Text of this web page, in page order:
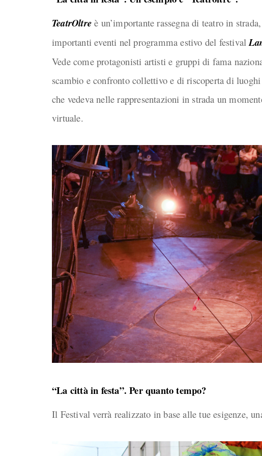
TeatrOltre è un’importante rassegna di teatro in
importanti eventi nel programma estivo del festival
Vede come protagonisti artisti e gruppi di fama
scambio e confronto collettivo e di riscoperta di
che vedeva nelle rappresentazioni in strada un
virtuale.
“La città in festa”. Per quanto tempo?
Il Festival verrà realizzato in base alle tue esigenze,